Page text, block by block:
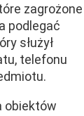
zagrożone
podlegać
służył
telefonu
obiektów